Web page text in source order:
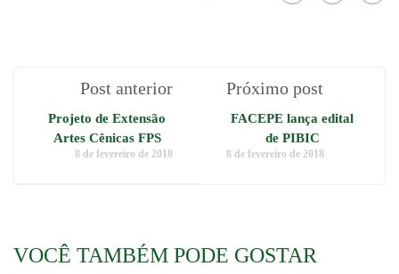
Post anterior
Projeto de Extensão
Artes Cênicas FPS
8 de fevereiro de 2018
Próximo post
FACEPE lança edital
de PIBIC
8 de fevereiro de 2018
VOCÊ TAMBÉM PODE GOSTAR